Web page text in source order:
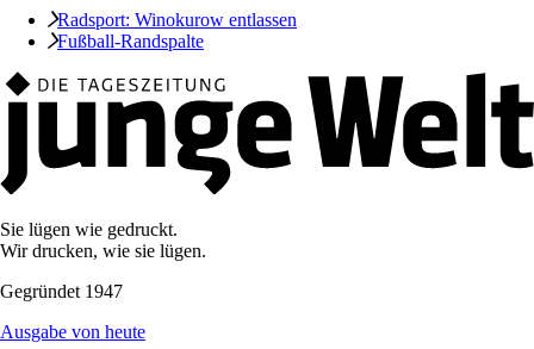
Radsport: Winokurow entlassen
Fußball-Randspalte
Sie lügen wie gedruckt.
Wir drucken, wie sie lügen.
Gegründet 1947
Ausgabe von heute